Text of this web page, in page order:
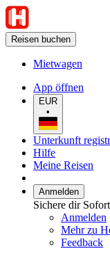
Reisen buchen
Mietwagen
App öffnen
EUR
•
Unterkunft
Hilfe
Meine Reisen
Anmelden
Sichere dir
Anmelden
Mehr zu
Feedback